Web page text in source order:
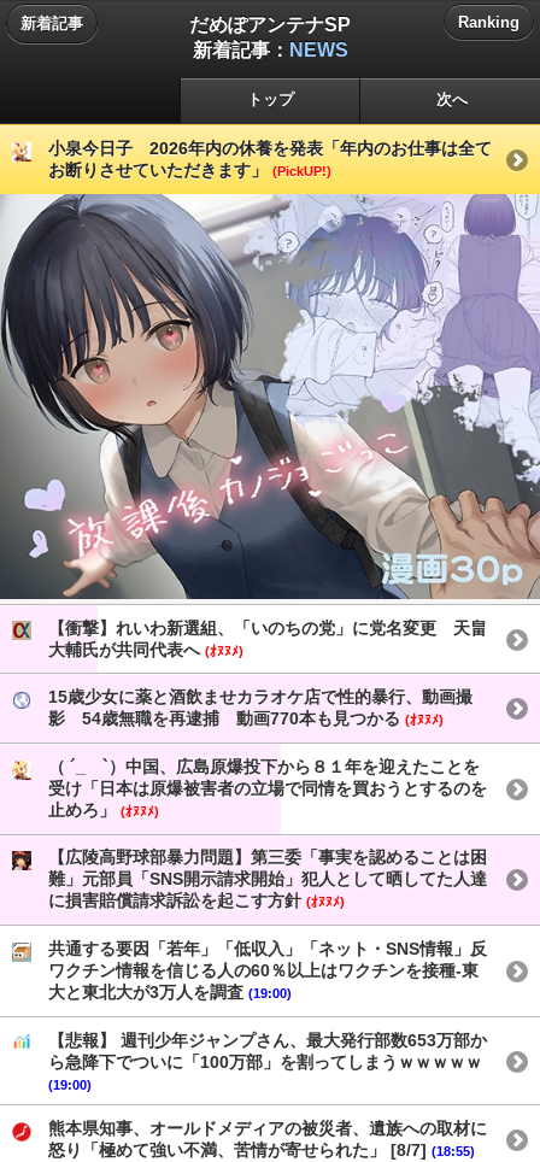
新着記事
だめぽアンテナSP
新着記事： NEWS
Ranking
トップ 次へ
小泉今日子 2026年内の休養を発表「年内のお仕事は全て
お断りさせていただきます」
(PickUP!)
【衝撃】れいわ新選組、「いのちの党」に党名変更 天畠
大輔氏が共同代表へ (ｵﾇﾇﾒ)
15歳少女に薬と酒飲ませカラオケ店で性的暴行、動画撮
影 54歳無職を再逮捕 動画770本も見つかる (ｵﾇﾇﾒ)
（ ´_ゝ`）中国、広島原爆投下から８１年を迎えたことを
受け「日本は原爆被害者の立場で同情を買おうとするのを
止めろ」
(ｵﾇﾇﾒ)
【広陵高野球部暴力問題】第三委「事実を認めることは困
難」元部員「SNS開示請求開始」犯人として晒してた人達
に損害賠償請求訴訟を起こす方針 (ｵﾇﾇﾒ)
共通する要因「若年」「低収入」「ネット・SNS情報」反
ワクチン情報を信じる人の60％以上はワクチンを接種-東
大と東北大が3万人を調査 (19:00)
【悲報】 週刊少年ジャンプさん、最大発行部数653万部か
ら急降下でついに「100万部」を割ってしまうｗｗｗｗｗ
(19:00)
熊本県知事、オールドメディアの被災者、遺族への取材に
怒り「極めて強い不満、苦情が寄せられた」 [8/7] (18:55)